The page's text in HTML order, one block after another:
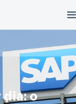
dia: o